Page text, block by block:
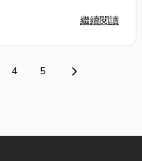
明的工班盲目打石，不
更可能誤踩2026年全
營建土...
繼續閱讀
4 5 下一頁